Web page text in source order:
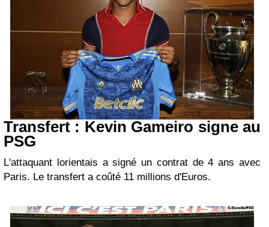
Transfert : Kevin Gameiro signe au
PSG
L'attaquant lorientais a signé un contrat de 4 ans avec
Paris. Le transfert a coûté 11 millions d'Euros.